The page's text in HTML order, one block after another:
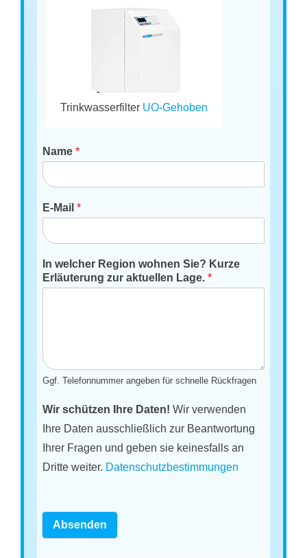
Trinkwasserfilter UO-Gehoben
Name*
E-Mail*
In welcher Region wohnen Sie? Kurze
Erläuterung zur aktuellen Lage.*
Ggf. Telefonnummer angeben für schnelle Rückfragen
Wir schützen Ihre Daten! Wir verwenden
Ihre Daten ausschließlich zur Beantwortung
Ihrer Fragen und geben sie keinesfalls an
Dritte weiter. Datenschutzbestimmungen
Absenden